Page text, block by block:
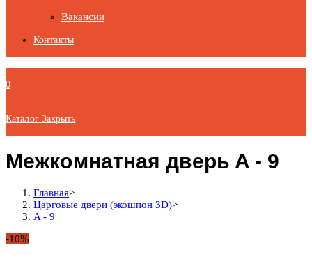
Вакансии
Контакты
0
Каталог Закрыть
Межкомнатная дверь A - 9
Главная>
Царговые двери (экошпон 3D)>
A - 9
-10%